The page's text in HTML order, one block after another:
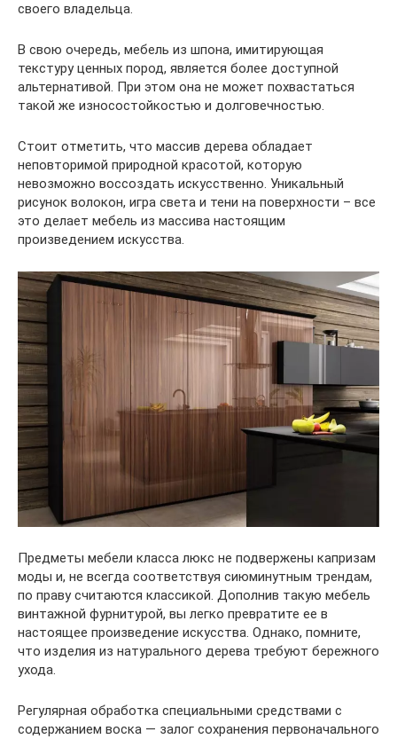
своего владельца.
В свою очередь, мебель из шпона, имитирующая
текстуру ценных пород, является более доступной
альтернативой. При этом она не может похвастаться
такой же износостойкостью и долговечностью.
Стоит отметить, что массив дерева обладает
неповторимой природной красотой, которую
невозможно воссоздать искусственно. Уникальный
рисунок волокон, игра света и тени на поверхности – все
это делает мебель из массива настоящим
произведением искусства.
Предметы мебели класса люкс не подвержены капризам
моды и, не всегда соответствуя сиюминутным трендам,
по праву считаются классикой. Дополнив такую мебель
винтажной фурнитурой, вы легко превратите ее в
настоящее произведение искусства. Однако, помните,
что изделия из натурального дерева требуют бережного
ухода.
Регулярная обработка специальными средствами с
содержанием воска — залог сохранения первоначального